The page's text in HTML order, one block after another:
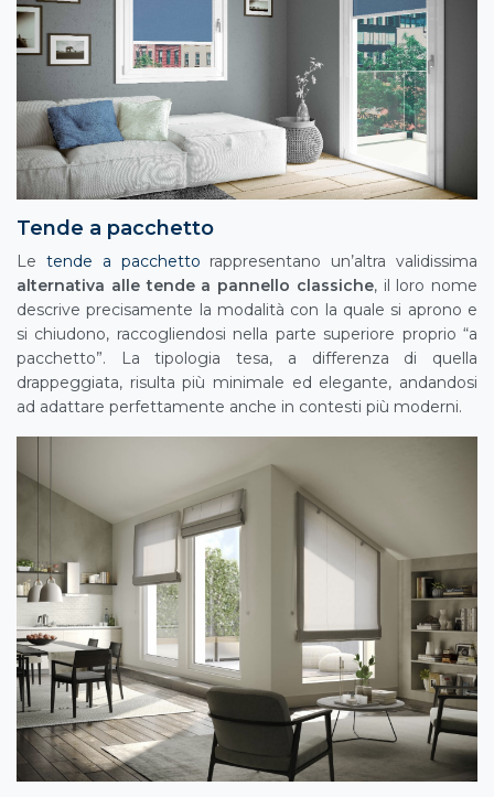
Tende a pacchetto
Le tende a pacchetto rappresentano un’altra validissima
alternativa alle tende a pannello classiche, il loro nome
descrive precisamente la modalità con la quale si aprono e
si chiudono, raccogliendosi nella parte superiore proprio “a
pacchetto”. La tipologia tesa, a differenza di quella
drappeggiata, risulta più minimale ed elegante, andandosi
ad adattare perfettamente anche in contesti più moderni.